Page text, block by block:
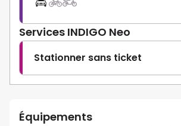
Services INDIGO Neo
Stationner sans ticket
Équipements